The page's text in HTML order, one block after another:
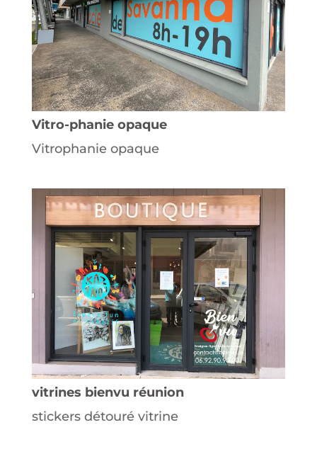
Vitro-phanie opaque
Vitrophanie opaque
vitrines bienvu réunion
stickers détouré vitrine